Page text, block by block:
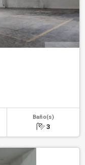
Baño(s)
3